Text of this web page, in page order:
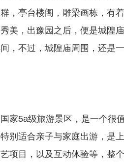
，亭台楼阁，雕梁画栋，有
美，出豫园之后，便是城隍
，不过，城隍庙周围，还是
家5a级旅游景区，是一个很
别适合亲子与家庭出游，是
项目，以及互动体验等，整